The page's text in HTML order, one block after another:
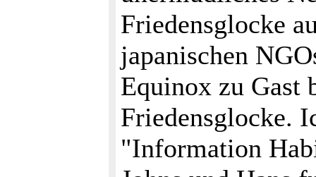
Friedensglocke
japanischen
Equinox zu Gast
Friedensglocke.
"Information